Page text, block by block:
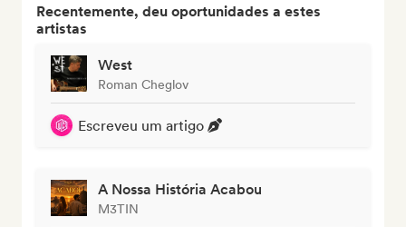
Recentemente, deu oportunidades a estes
artistas
West
Roman Cheglov
Escreveu um artigo
A Nossa História Acabou
M3TIN